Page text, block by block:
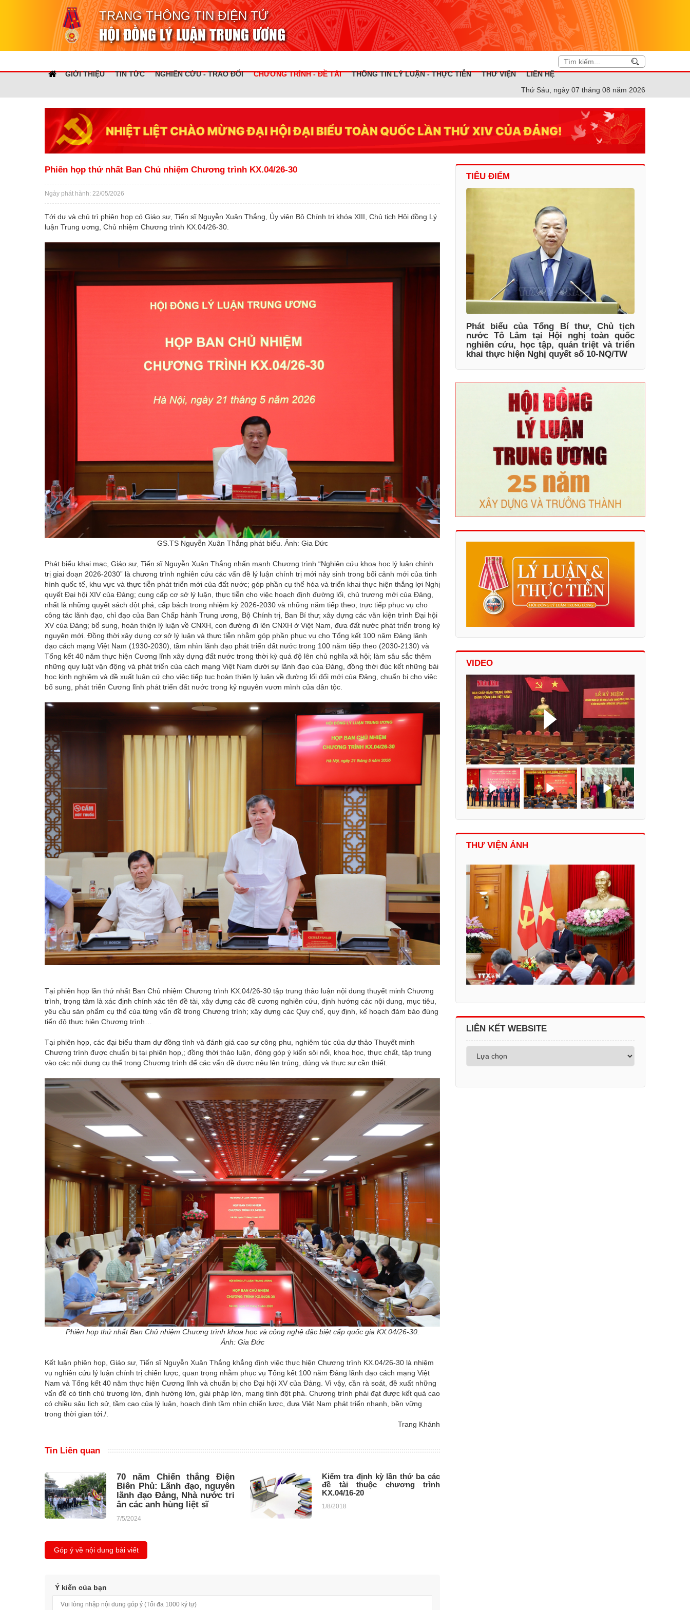
TRANG THÔNG TIN ĐIỆN TỬ
HỘI ĐỒNG LÝ LUẬN TRUNG ƯƠNG
GIỚI THIỆU TIN TỨC NGHIÊN CỨU - TRAO ĐỔI CHƯƠNG TRÌNH - ĐỀ TÀI THÔNG TIN LÝ LUẬN - THỰC TIỄN THƯ VIỆN
LIÊN HỆ
Thứ Sáu, ngày 07 tháng 08 năm 2026
Phiên họp thứ nhất Ban Chủ nhiệm Chương trình KX.04/26-30
Ngày phát hành: 22/05/2026
Tới dự và chủ trì phiên họp có Giáo sư, Tiến sĩ Nguyễn Xuân Thắng, Ủy viên Bộ Chính trị khóa XIII, Chủ tịch Hội đồng Lý
luận Trung ương, Chủ nhiệm Chương trình KX.04/26-30.
GS.TS Nguyễn Xuân Thắng phát biểu. Ảnh: Gia Đức
Phát biểu khai mạc, Giáo sư, Tiến sĩ Nguyễn Xuân Thắng nhấn mạnh Chương trình “Nghiên cứu khoa học lý luận chính
trị giai đoạn 2026-2030” là chương trình nghiên cứu các vấn đề lý luận chính trị mới nảy sinh trong bối cảnh mới của tình
hình quốc tế, khu vực và thực tiễn phát triển mới của đất nước; góp phần cụ thể hóa và triển khai thực hiện thắng lợi Nghị
quyết Đại hội XIV của Đảng; cung cấp cơ sở lý luận, thực tiễn cho việc hoạch định đường lối, chủ trương mới của Đảng,
nhất là những quyết sách đột phá, cấp bách trong nhiệm kỳ 2026-2030 và những năm tiếp theo; trực tiếp phục vụ cho
công tác lãnh đạo, chỉ đạo của Ban Chấp hành Trung ương, Bộ Chính trị, Ban Bí thư; xây dựng các văn kiện trình Đại hội
XV của Đảng; bổ sung, hoàn thiện lý luận về CNXH, con đường đi lên CNXH ở Việt Nam, đưa đất nước phát triển trong kỷ
nguyên mới. Đồng thời xây dựng cơ sở lý luận và thực tiễn nhằm góp phần phục vụ cho Tổng kết 100 năm Đảng lãnh
đạo cách mạng Việt Nam (1930-2030), tầm nhìn lãnh đạo phát triển đất nước trong 100 năm tiếp theo (2030-2130) và
Tổng kết 40 năm thực hiện Cương lĩnh xây dựng đất nước trong thời kỳ quá độ lên chủ nghĩa xã hội; làm sâu sắc thêm
những quy luật vận động và phát triển của cách mạng Việt Nam dưới sự lãnh đạo của Đảng, đồng thời đúc kết những bài
học kinh nghiệm và đề xuất luận cứ cho việc tiếp tục hoàn thiện lý luận về đường lối đổi mới của Đảng, chuẩn bị cho việc
bổ sung, phát triển Cương lĩnh phát triển đất nước trong kỷ nguyên vươn mình của dân tộc.
Tại phiên họp lần thứ nhất Ban Chủ nhiệm Chương trình KX.04/26-30 tập trung thảo luận nội dung thuyết minh Chương
trình, trọng tâm là xác định chính xác tên đề tài, xây dựng các đề cương nghiên cứu, định hướng các nội dung, mục tiêu,
yêu cầu sản phẩm cụ thể của từng vấn đề trong Chương trình; xây dựng các Quy chế, quy định, kế hoạch đảm bảo đúng
tiến độ thực hiện Chương trình…
Tại phiên họp, các đại biểu tham dự đồng tình và đánh giá cao sự công phu, nghiêm túc của dự thảo Thuyết minh
Chương trình được chuẩn bị tại phiên họp,; đồng thời thảo luận, đóng góp ý kiến sôi nổi, khoa học, thực chất, tập trung
vào các nội dung cụ thể trong Chương trình để các vấn đề được nêu lên trúng, đúng và thực sự cần thiết.
Phiên họp thứ nhất Ban Chủ nhiệm Chương trình khoa học và công nghệ đặc biệt cấp quốc gia KX.04/26-30.
Ảnh: Gia Đức
Kết luận phiên họp, Giáo sư, Tiến sĩ Nguyễn Xuân Thắng khẳng định việc thực hiện Chương trình KX.04/26-30 là nhiệm
vụ nghiên cứu lý luận chính trị chiến lược, quan trọng nhằm phục vụ Tổng kết 100 năm Đảng lãnh đạo cách mạng Việt
Nam và Tổng kết 40 năm thực hiện Cương lĩnh và chuẩn bị cho Đại hội XV của Đảng. Vì vậy, cần rà soát, đề xuất những
vấn đề có tính chủ trương lớn, định hướng lớn, giái pháp lớn, mang tính đột phá. Chương trình phải đạt được kết quả cao
có chiều sâu lịch sử, tầm cao của lý luận, hoạch định tầm nhìn chiến lược, đưa Việt Nam phát triển nhanh, bền vững
trong thời gian tới./.
Trang Khánh
Tin Liên quan
70 năm Chiến thắng Điện
Biên Phủ: Lãnh đạo, nguyên
lãnh đạo Đảng, Nhà nước tri
ân các anh hùng liệt sĩ
7/5/2024
Kiểm tra định kỳ lần thứ ba các
đề tài thuộc chương trình
KX.04/16-20
1/8/2018
Góp ý về nội dung bài viết
Ý kiến của bạn
TIÊU ĐIỂM
Phát biểu của Tổng Bí thư, Chủ tịch
nước Tô Lâm tại Hội nghị toàn quốc
nghiên cứu, học tập, quán triệt và triển
khai thực hiện Nghị quyết số 10-NQ/TW
VIDEO
THƯ VIỆN ẢNH
LIÊN KẾT WEBSITE